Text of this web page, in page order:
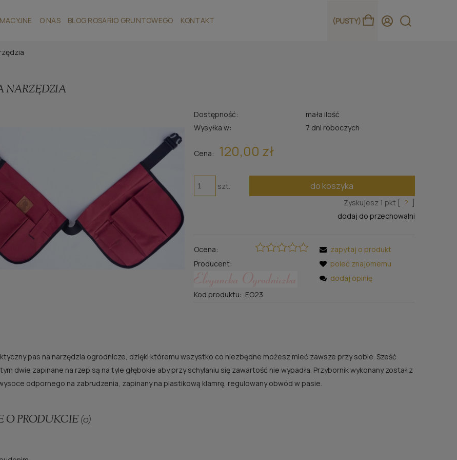
(PUSTY)
O NAS BLOG ROSARIO GRUNTOWEGO KONTAKT
NARZĘDZIA
Dostępność:
mała ilość
Wysyłka w:
7 dni roboczych
Cena: 120,00 zł
szt. do koszyka
Zyskujesz 1 pkt [ ? ]
dodaj do przechowalni
Ocena:
Producent:
Kod produktu: EO23
zapytaj o produkt
poleć znajomemu
dodaj opinię
pas na narzędzia ogrodnicze, dzięki któremu wszystko co niezbędne możesz mieć zawsze przy sobie. Sześć
dwie zapinane na rzep są na tyle głębokie aby przy schylaniu się zawartość nie wypadła. Przybornik wykonany został z
odpornego na zabrudzenia, zapinany na plastikową klamrę, regulowany obwód w pasie.
O PRODUKCIE (0)